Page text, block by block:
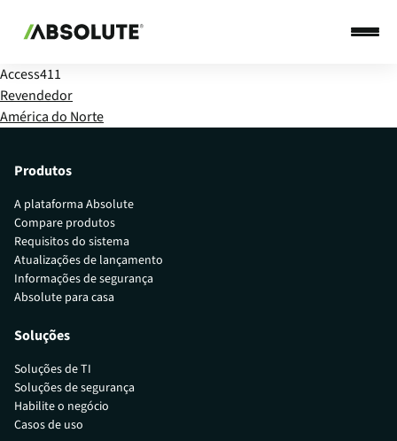
Access411
Revendedor
América do Norte
Produtos
A plataforma Absolute
Compare produtos
Requisitos do sistema
Atualizações de lançamento
Informações de segurança
Absolute para casa
Soluções
Soluções de TI
Soluções de segurança
Habilite o negócio
Casos de uso